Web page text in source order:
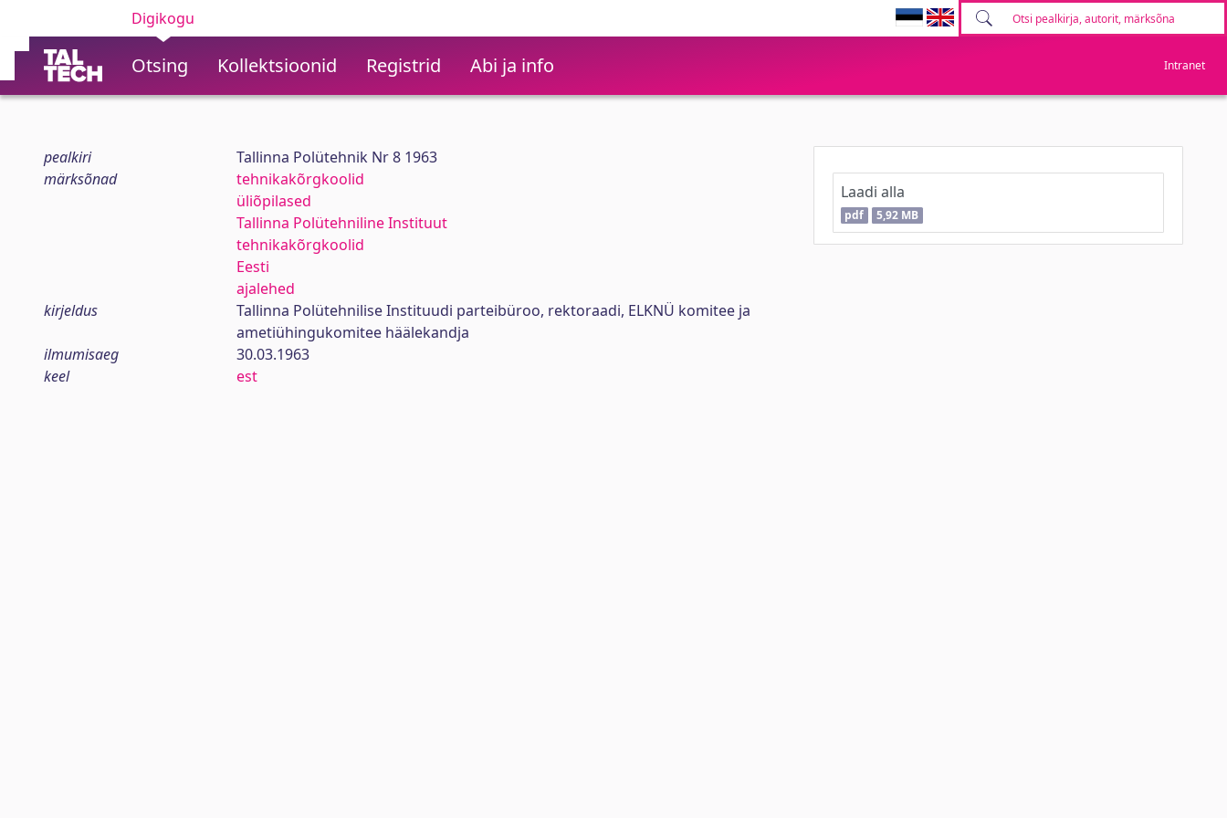
Digikogu
Otsing Kollektsioonid Registrid Abi ja info Intranet
pealkiri
Tallinna Polütehnik Nr 8 1963
märksõnad
tehnikakõrgkoolid
üliõpilased
Tallinna Polütehniline Instituut
tehnikakõrgkoolid
Eesti
ajalehed
kirjeldus
Tallinna Polütehnilise Instituudi parteibüroo, rektoraadi, ELKNÜ komitee ja
ametiühingukomitee häälekandja
ilmumisaeg
30.03.1963
keel
est
Laadi alla
pdf 5,92 MB